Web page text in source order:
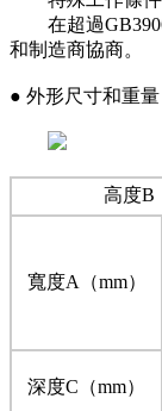
在超過GB3906
和制造商協商。
● 外形尺寸和重量
高度B
寬度A（mm）
深度C（mm）